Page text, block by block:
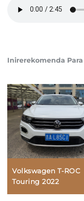
Inirerekomenda Para
Volkswagen T-ROC
Touring 2022